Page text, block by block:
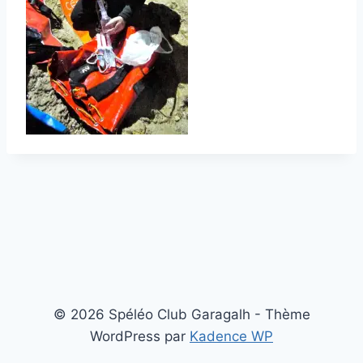
© 2026 Spéléo Club Garagalh - Thème
WordPress par Kadence WP